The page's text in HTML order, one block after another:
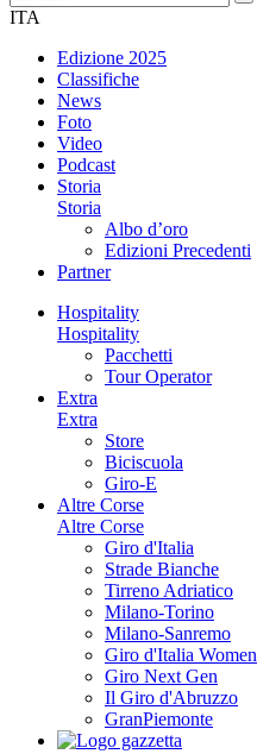
ITA
Edizione 2025
Classifiche
News
Foto
Video
Podcast
Storia
Storia
Albo d’oro
Edizioni Precedenti
Partner
Hospitality
Hospitality
Pacchetti
Tour Operator
Extra
Extra
Store
Biciscuola
Giro-E
Altre Corse
Altre Corse
Giro d'Italia
Strade Bianche
Tirreno Adriatico
Milano-Torino
Milano-Sanremo
Giro d'Italia Women
Giro Next Gen
Il Giro d'Abruzzo
GranPiemonte